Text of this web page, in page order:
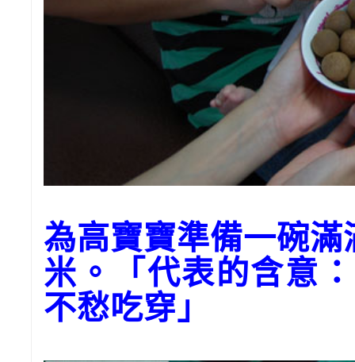
為高寶寶準備一碗滿
米。「代表的含意
不愁吃穿」